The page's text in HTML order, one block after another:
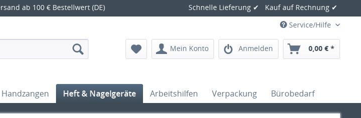
ab 100 € Bestellwert (DE)
Schnelle Lieferung ✔ Kauf auf Rechnung ✔
Service/Hilfe
Mein Konto Anmelden 0,00 € *
Handzangen Heft & Nagelgeräte Arbeitshilfen Verpackung Bürobedarf